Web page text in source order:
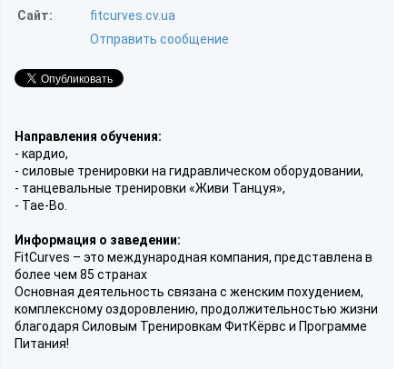
Сайт:
fitcurves.cv.ua
Отправить сообщение
Направления обучения:
- кардио,
- силовые тренировки на гидравлическом оборудовании,
- танцевальные тренировки «Живи Танцуя»,
- Tae-Bo.
Информация о заведении:
FitCurves – это международная компания, представлена в
более чем 85 странах
Основная деятельность связана с женским похудением,
комплексному оздоровлению, продолжительностью жизни
благодаря Силовым Тренировкам ФитКёрвс и Программе
Питания!